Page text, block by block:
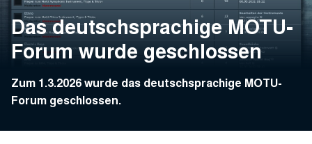
Das deutschsprachige MOTU-
Forum wurde geschlossen
Zum 1.3.2026 wurde das deutschsprachige MOTU-
Forum geschlossen.